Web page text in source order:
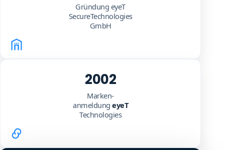
Gründung eyeT
SecureTechnologies
GmbH
2002
Marken-
anmeldung eyeT
Technologies